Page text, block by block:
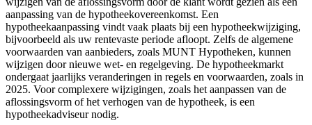
aanpassing van de hypotheekovereenkomst. Een
hypotheekaanpassing vindt vaak plaats bij een hypotheekwijziging,
bijvoorbeeld als uw rentevaste periode afloopt. Zelfs de algemene
voorwaarden van aanbieders, zoals MUNT Hypotheken, kunnen
wijzigen door nieuwe wet- en regelgeving. De hypotheekmarkt
ondergaat jaarlijks veranderingen in regels en voorwaarden, zoals in
2025. Voor complexere wijzigingen, zoals het aanpassen van de
aflossingsvorm of het verhogen van de hypotheek, is een
hypotheekadviseur nodig.